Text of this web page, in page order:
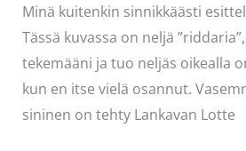
Minä kuitenkin sinnikkäästi
Tässä kuvassa on neljä
tekemääni ja tuo neljäs oikealla
kun en itse vielä osannut.
sininen on tehty Lankavan Lotte